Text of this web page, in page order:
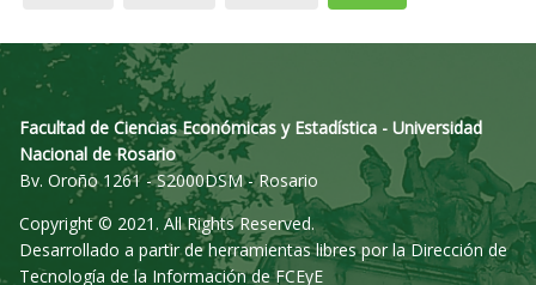
Facultad de Ciencias Económicas y Estadística - Universidad
Nacional de Rosario
Bv. Oroño 1261 - S2000DSM - Rosario
Copyright © 2021. All Rights Reserved.
Desarrollado a partir de herramientas libres por la Dirección de
Tecnología de la Información de FCEyE